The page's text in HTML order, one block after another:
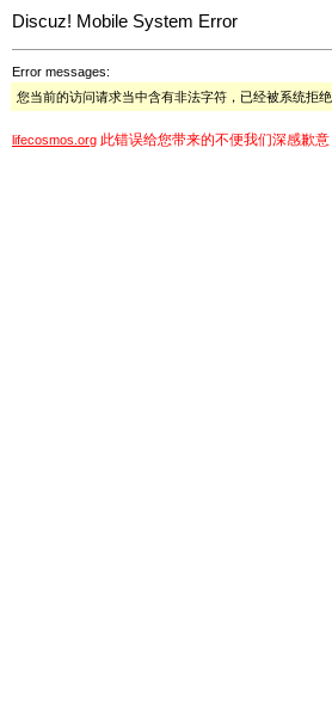
Discuz! Mobile System Error
Error messages:
您当前的访问请求当中含有非法字符，已经被系统拒绝
lifecosmos.org 此错误给您带来的不便我们深感歉意